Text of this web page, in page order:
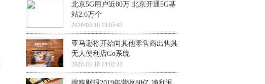
北京5G用户近80万 北京开通5G基
站2.6万个
2020-03-10 13:05:43
亚马逊将开始向其他零售商出售其
无人便利店Go系统
2020-03-10 13:02:42